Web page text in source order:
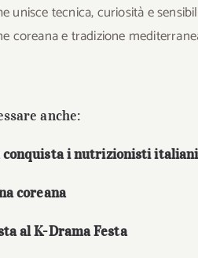
unisce tecnica, curiosità e
coreana e tradizione
anche:
conquista i nutrizionisti italiani
coreana
al K-Drama Festa